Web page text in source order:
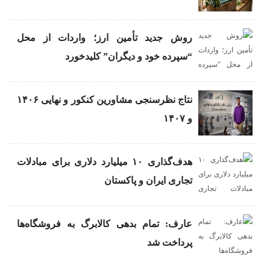
روش جدید تأمین ارز؛ واردات از محل
“سپرده خود و دیگران” کلیدخورد
نتاج نظرسنجی مشاورین کنکور و نهایی ۱۴۰۶
و ۱۴۰۷
هدف‌گذاری ۱۰ میلیارد دلاری برای مبادلات
تجاری ایران و پاکستان
عارف: تمام بدهی کالابرگ به فروشگاه‌ها
پرداخت شد